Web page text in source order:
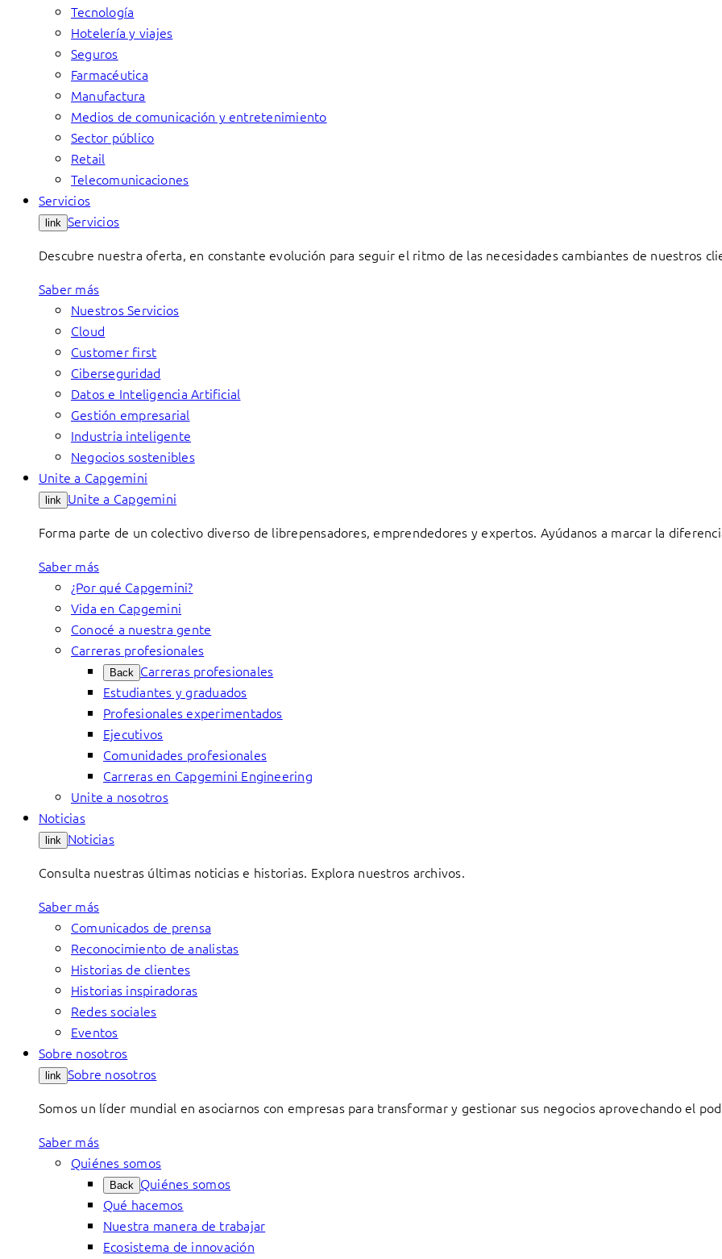
Tecnología
Hotelería y viajes
Seguros
Farmacéutica
Manufactura
Medios de comunicación y entretenimiento
Sector público
Retail
Telecomunicaciones
Servicios
link Servicios
Descubre nuestra oferta, en constante evolución para seguir el ritmo de las necesidades cambiantes de nuestros
Saber más
Nuestros Servicios
Cloud
Customer first
Ciberseguridad
Datos e Inteligencia Artificial
Gestión empresarial
Industria inteligente
Negocios sostenibles
Unite a Capgemini
link Unite a Capgemini
Forma parte de un colectivo diverso de librepensadores, emprendedores y expertos. Ayúdanos a marcar la
Saber más
¿Por qué Capgemini?
Vida en Capgemini
Conocé a nuestra gente
Carreras profesionales
Back Carreras profesionales
Estudiantes y graduados
Profesionales experimentados
Ejecutivos
Comunidades profesionales
Carreras en Capgemini Engineering
Unite a nosotros
Noticias
link Noticias
Consulta nuestras últimas noticias e historias. Explora nuestros archivos.
Saber más
Comunicados de prensa
Reconocimiento de analistas
Historias de clientes
Historias inspiradoras
Redes sociales
Eventos
Sobre nosotros
link Sobre nosotros
Somos un líder mundial en asociarnos con empresas para transformar y gestionar sus negocios aprovechando el
Saber más
Quiénes somos
Back Quiénes somos
Qué hacemos
Nuestra manera de trabajar
Ecosistema de innovación